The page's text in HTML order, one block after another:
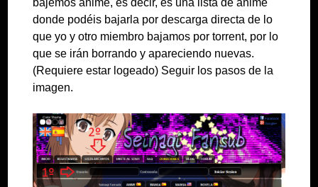
bajemos anime, es decir, es una lista de anime
donde podéis bajarla por descarga directa de lo
que yo y otro miembro bajamos por torrent, por lo
que se irán borrando y apareciendo nuevas.
(Requiere estar logeado) Seguir los pasos de la
imagen.